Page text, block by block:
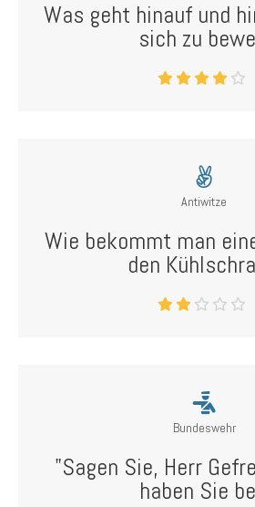
Was geht hinauf und
sich zu
Antiwitze
Wie bekommt man
den
Bundeswehr
"Sagen Sie, Herr
haben Sie